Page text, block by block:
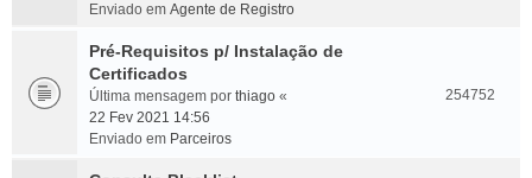
Enviado em Agente de Registro
Pré-Requisitos p/ Instalação de
Certificados
Última mensagem por thiago «
22 Fev 2021 14:56
Enviado em Parceiros
254752